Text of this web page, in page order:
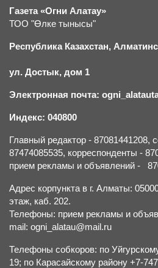
Газета «Огни Алатау»
ТОО "Өлке тынысы"
Республика Казахстан,
ул. Достык, дом 1
Электронная почта:
Индекс: 040800
Главный редактор - 87081441208,
87474085535, корреспонденты -
прием рекламы и объявлений -
Адрес корпункта в г. Алматы:
этаж, каб. 202.
Телефоны: прием рекламы и
mail: ogni_alatau@mail.ru
Телефоны собкоров: по
19; по Карасайскому району +7-